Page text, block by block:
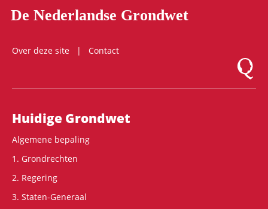
De Nederlandse Grondwet
Over deze site
Contact
Logo
Hoofdnavigatie
Huidige Grondwet
Algemene bepaling
1. Grondrechten
2. Regering
3. Staten-Generaal